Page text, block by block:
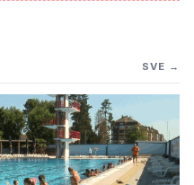
SVE →